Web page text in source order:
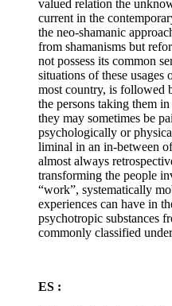
valued relation the
current in the
the neo-shamanic
from shamanisms but
not possess its common
situations of these
most country, is followed
the persons taking them
they may sometimes be
psychologically or
liminal in an in-between
almost always
transforming the people
“work”, systematically
experiences can have in
psychotropic substances
commonly classified
ES :